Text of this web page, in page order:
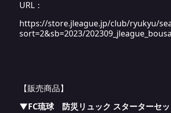
URL：
https://store.jleague.jp/club/ryukyu/
sort=2&sb=2023/
【販売商品】
▼FC琉球 防災リュック スターターセッ